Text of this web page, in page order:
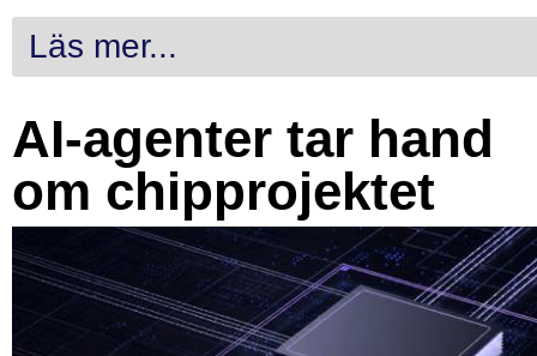
Läs mer...
AI-agenter tar hand
om chipprojektet